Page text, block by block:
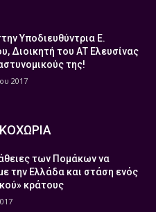
Υποδιευθύντρια Ε.
Διοικητή του ΑΤ Ελευσίνας
της!
2017
των Πομάκων να
την Ελλάδα και στάση ενός
κράτους